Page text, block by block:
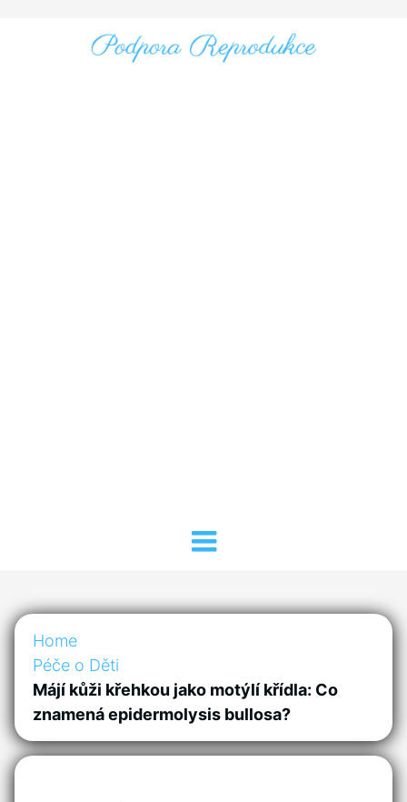
Home
Péče o Děti
Májí kůži křehkou jako motýlí křídla: Co
znamená epidermolysis bullosa?